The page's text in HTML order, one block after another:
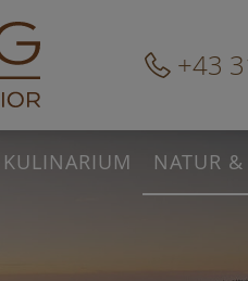
KULINARIUM NATUR
+43